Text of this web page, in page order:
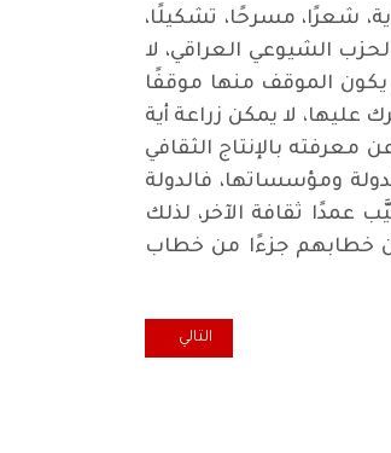
شعرًا، مسرحًا، تشكيلًا،
الشيوعي العراقي، لا
يكون الموقف منها موقفًا
لا يمكن زراعة أية
بالإنتاج الثقافي
ومؤسساتها، فالدولة
ثقافة الآخر، لذلك
خطابهم جزءًا من خطاب
المقال التالي: في المعنى.. الحدّ
التالي